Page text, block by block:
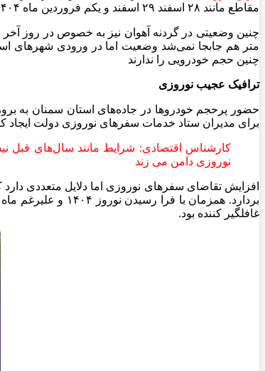
مقاطع مانند ۲۸ اسفند ۲۹ اسفند و یکم فروردین ماه ۱۴۰۴ تعداد خودروها آنقدر در محور تهران سمنان افزایش پیدا کرد که در مقاطعی خودروها از حرکت ایستاده بودند.
چنین وضعیتی در گردنه آهوان نیز به خصوص در روز
متر هم جابجا نمی‌شد وضعیت اما در ورودی شهرهای
چنین حجم خودرویی را ندارند
ترافیک عجیب نوروزی
حضور پرحجم خودروها در جاده‌های استان سمنان به
برای مدیران ستاد خدمات سفرهای نوروزی دولت ایجاد
کارشناس اقتصادی: شرایط مانند سال‌های قبل
نوروزی دامن می زند
افزایش تقاضای سفرهای نوروزی اما دلایل متعددی
بردارد. همزمان
غافلگیر کننده بود.